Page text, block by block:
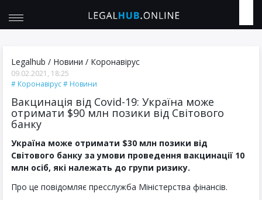
Legalhub / Новини / Коронавірус
09.02.2021, 18:25
Коронавірус
Новини
Вакцинація від Covid-19: Україна може
отримати $90 млн позики від Світового
банку
Україна може отримати $30 млн позики від
Світового банку за умови проведення вакцинації 10
млн осіб, які належать до групи ризику.
Про це повідомляє пресслужба Міністерства фінансів.